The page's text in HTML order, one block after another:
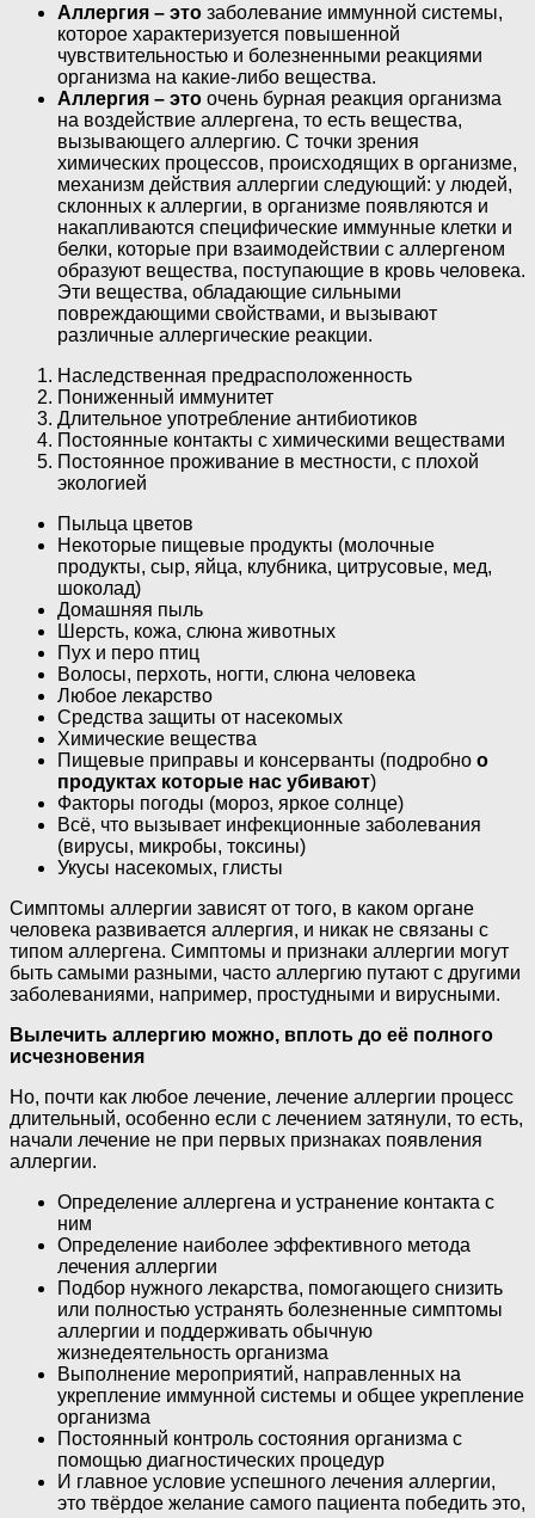
Аллергия – это заболевание иммунной системы,
которое характеризуется повышенной
чувствительностью и болезненными реакциями
организма на какие-либо вещества.
Аллергия – это очень бурная реакция организма
на воздействие аллергена, то есть вещества,
вызывающего аллергию. С точки зрения
химических процессов, происходящих в организме,
механизм действия аллергии следующий: у людей,
склонных к аллергии, в организме появляются и
накапливаются специфические иммунные клетки и
белки, которые при взаимодействии с аллергеном
образуют вещества, поступающие в кровь человека.
Эти вещества, обладающие сильными
повреждающими свойствами, и вызывают
различные аллергические реакции.
Наследственная предрасположенность
Пониженный иммунитет
Длительное употребление антибиотиков
Постоянные контакты с химическими веществами
Постоянное проживание в местности, с плохой
экологией
Пыльца цветов
Некоторые пищевые продукты (молочные
продукты, сыр, яйца, клубника, цитрусовые, мед,
шоколад)
Домашняя пыль
Шерсть, кожа, слюна животных
Пух и перо птиц
Волосы, перхоть, ногти, слюна человека
Любое лекарство
Средства защиты от насекомых
Химические вещества
Пищевые приправы и консерванты (подробно о
продуктах которые нас убивают)
Факторы погоды (мороз, яркое солнце)
Всё, что вызывает инфекционные заболевания
(вирусы, микробы, токсины)
Укусы насекомых, глисты
Симптомы аллергии зависят от того, в каком органе
человека развивается аллергия, и никак не связаны с
типом аллергена. Симптомы и признаки аллергии могут
быть самыми разными, часто аллергию путают с другими
заболеваниями, например, простудными и вирусными.
Вылечить аллергию можно, вплоть до её полного
исчезновения
Но, почти как любое лечение, лечение аллергии процесс
длительный, особенно если с лечением затянули, то есть,
начали лечение не при первых признаках появления
аллергии.
Определение аллергена и устранение контакта с
ним
Определение наиболее эффективного метода
лечения аллергии
Подбор нужного лекарства, помогающего снизить
или полностью устранять болезненные симптомы
аллергии и поддерживать обычную
жизнедеятельность организма
Выполнение мероприятий, направленных на
укрепление иммунной системы и общее укрепление
организма
Постоянный контроль состояния организма с
помощью диагностических процедур
И главное условие успешного лечения аллергии,
это твёрдое желание самого пациента победить это,